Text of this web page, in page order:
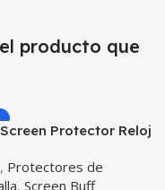
producto que
Protector Reloj
Galaxy Active
, Protectores de
, Screen Buff